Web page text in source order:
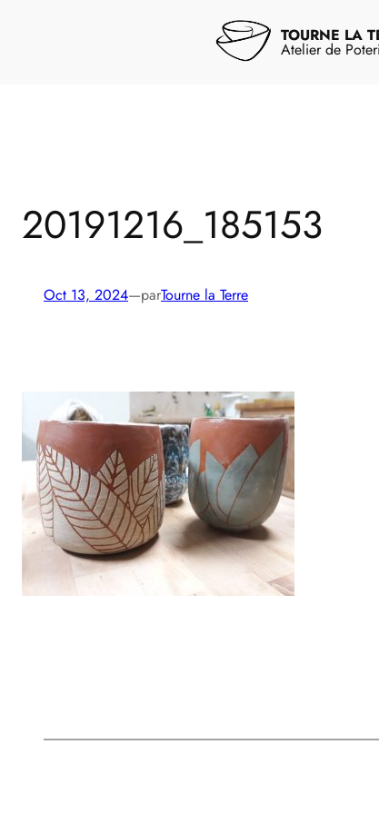
TOURNE LA
Atelier de
20191216_185153
Oct 13, 2024—parTourne la Terre